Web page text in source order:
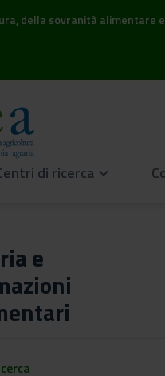
della sovranità alimentare
di ricerca keyboard_arrow_down
e